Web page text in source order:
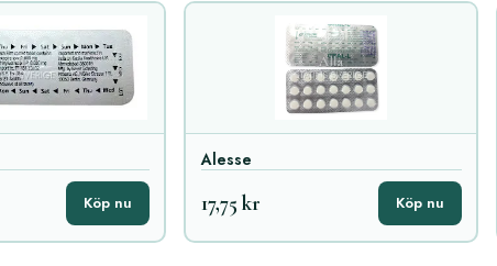
Köp nu
Alesse
17,75 kr Köp nu